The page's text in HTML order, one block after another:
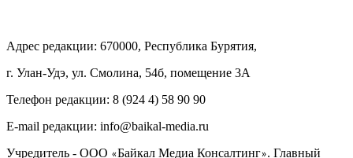
Адрес редакции: 670000, Республика Бурятия,
г. Улан-Удэ, ул. Смолина, 54б, помещение 3А
Телефон редакции: ‎‎8 (924 4) 58 90 90
E-mail редакции: info@baikal-media.ru
Учредитель - ООО «Байкал Медиа Консалтинг». Главный